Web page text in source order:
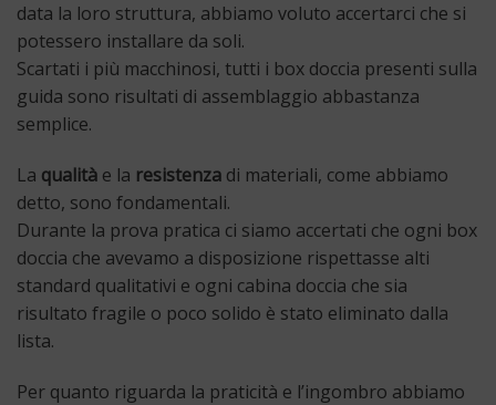
data la loro struttura, abbiamo voluto accertarci che si
potessero installare da soli.
Scartati i più macchinosi, tutti i box doccia presenti sulla
guida sono risultati di assemblaggio abbastanza
semplice.
La qualità e la resistenza di materiali, come abbiamo
detto, sono fondamentali.
Durante la prova pratica ci siamo accertati che ogni box
doccia che avevamo a disposizione rispettasse alti
standard qualitativi e ogni cabina doccia che sia
risultato fragile o poco solido è stato eliminato dalla
lista.
Per quanto riguarda la praticità e l’ingombro abbiamo